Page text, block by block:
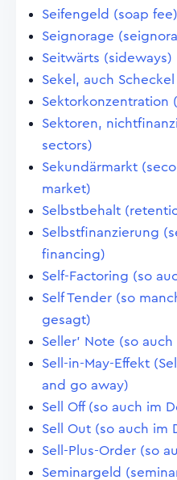
Seifengeld (soap fee)
Seignorage
Seitwärts (sideways)
Sekel, auch
Sektorkonzentration
Sektoren,
sectors)
Sekundärmarkt
market)
Selbstbehalt
Selbstfinanzierung
financing)
Self-Factoring (so
Self Tender (so
gesagt)
Seller' Note (so
Sell-in-May-Effekt
and go away)
Sell Off (so auch im
Sell Out (so auch im
Sell-Plus-Order (so
Seminargeld